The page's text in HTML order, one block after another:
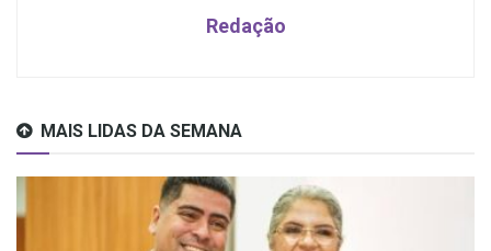
Redação
MAIS LIDAS DA SEMANA